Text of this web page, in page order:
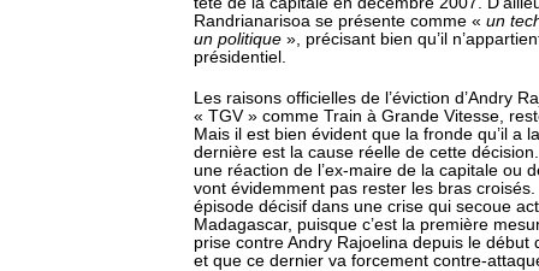
Randrianarisoa se présente comme « un
un politique », précisant bien qu’il
présidentiel.
Les raisons officielles de l’éviction d’Andry
« TGV » comme Train à Grande Vitesse,
Mais il est bien évident que la fronde qu’il a
dernière est la cause réelle de cette
une réaction de l’ex-maire de la capitale ou
vont évidemment pas rester les bras
épisode décisif dans une crise qui secoue
Madagascar, puisque c’est la première
prise contre Andry Rajoelina depuis le début
et que ce dernier va forcement contre-